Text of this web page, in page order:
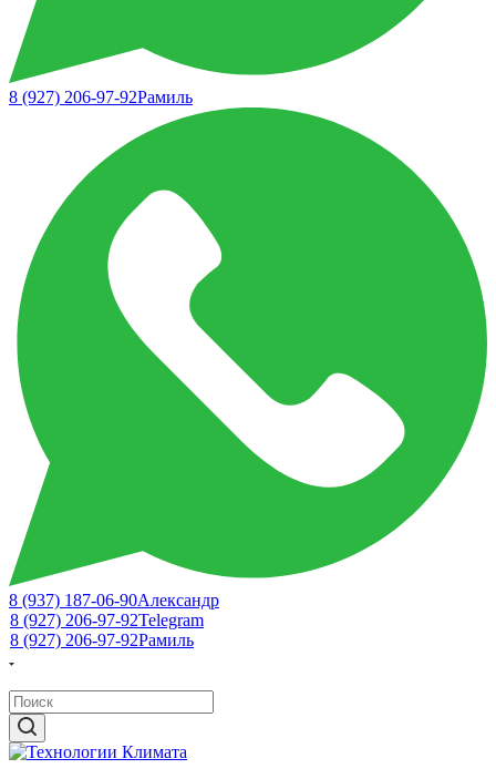
8 (927) 206-97-92Рамиль
8 (937) 187-06-90Александр
8 (927) 206-97-92Telegram
8 (927) 206-97-92Рамиль